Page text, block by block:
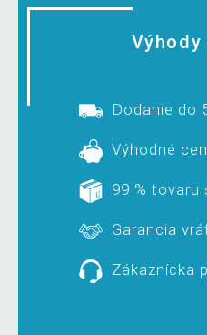
Výhody
Dodanie do
Výhodné
99 % tovaru
Garancia
Zákaznícka